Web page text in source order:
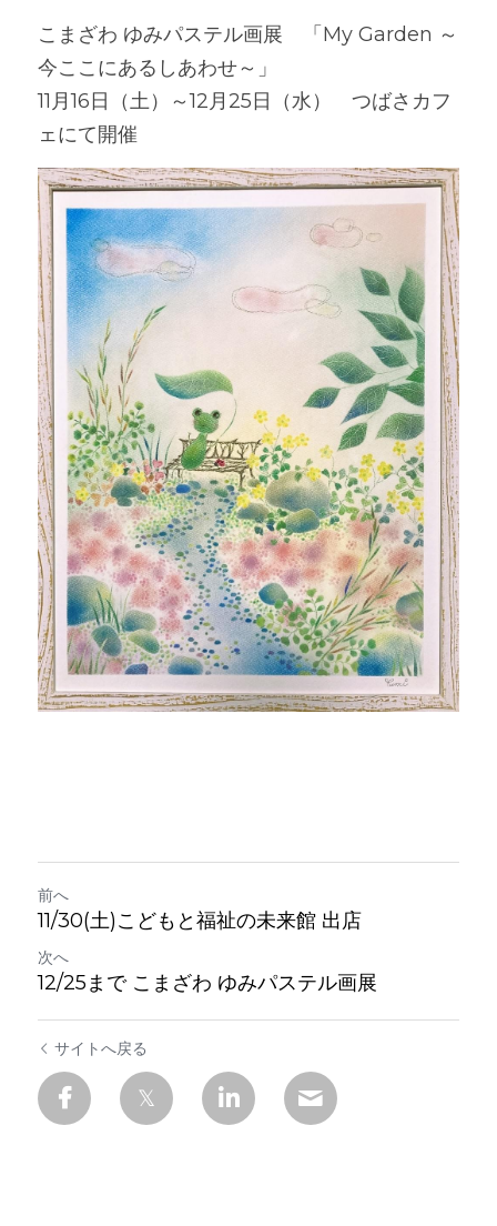
こまざわ ゆみパステル画展　「My Garden ～
今ここにあるしあわせ～」
11月16日（土）～12月25日（水）　つばさカフ
ェにて開催
前へ
11/30(土)こどもと福祉の未来館 出店
次へ
12/25まで こまざわ ゆみパステル画展
サイトへ戻る